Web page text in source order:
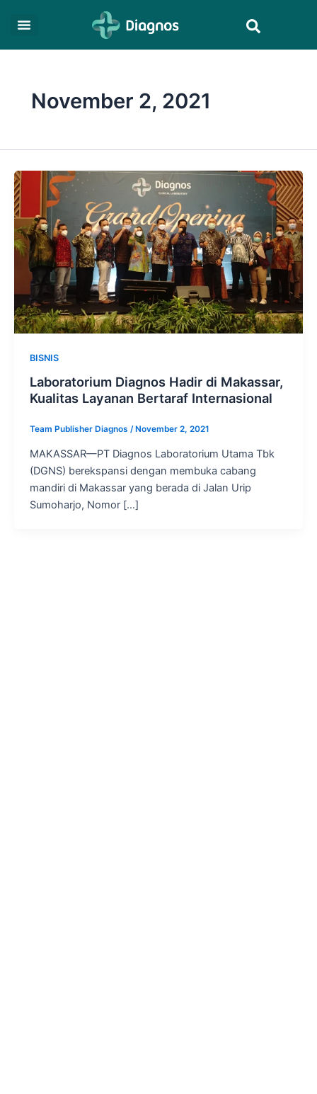
November 2, 2021
BISNIS
Laboratorium Diagnos Hadir di Makassar,
Kualitas Layanan Bertaraf Internasional
Team Publisher Diagnos / November 2, 2021
MAKASSAR—PT Diagnos Laboratorium Utama Tbk
(DGNS) berekspansi dengan membuka cabang
mandiri di Makassar yang berada di Jalan Urip
Sumoharjo, Nomor […]